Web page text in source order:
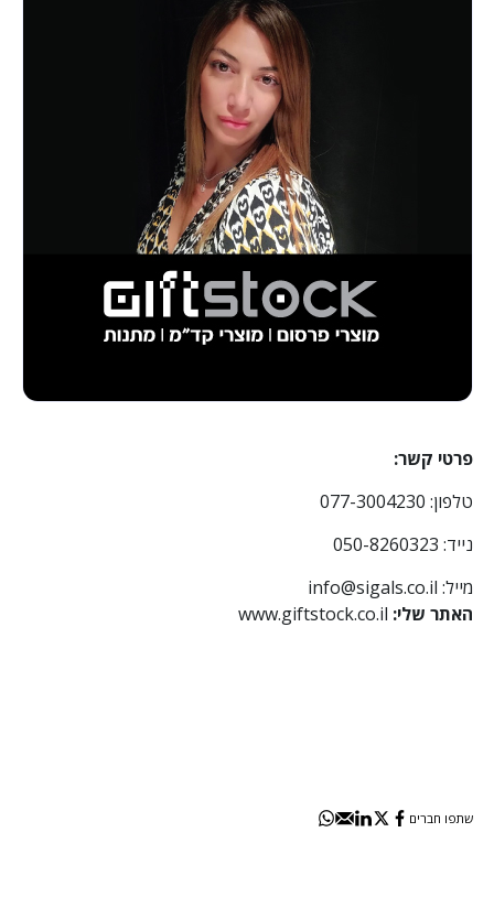
פרטי קשר:
טלפון: 077-3004230
נייד: 050-8260323
מייל: info@sigals.co.il
האתר שלי: www.giftstock.co.il
שתפו חברים